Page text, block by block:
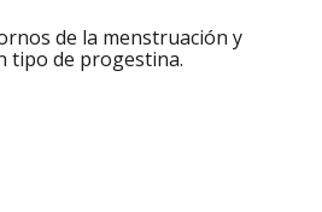
de la menstruación y
tipo de progestina.